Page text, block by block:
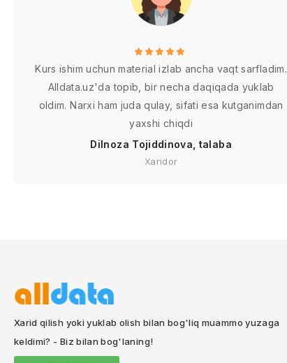
Kurs ishim uchun material izlab ancha vaqt sarfladim.
Alldata.uz'da topib, bir necha daqiqada yuklab
oldim. Narxi ham juda qulay, sifati esa kutganimdan
yaxshi chiqdi
Dilnoza Tojiddinova, talaba
Xaridor
Xarid qilish yoki yuklab olish bilan bog'liq muammo yuzaga
keldimi? - Biz bilan bog'laning!